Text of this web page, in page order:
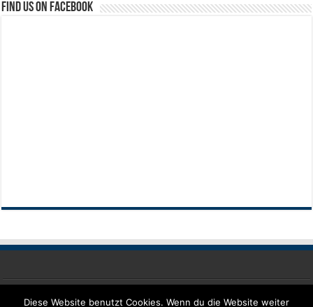
Find us on Facebook
Diese Website benutzt Cookies. Wenn du die Website weiter